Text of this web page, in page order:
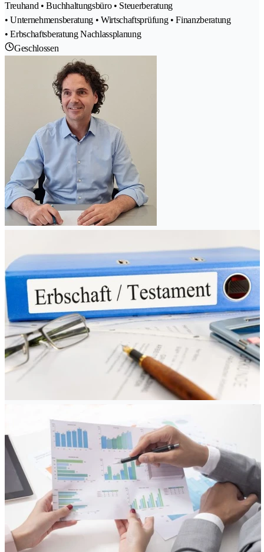
Treuhand • Buchhaltungsbüro • Steuerberatung
• Unternehmensberatung • Wirtschaftsprüfung • Finanzberatung
• Erbschaftsberatung Nachlassplanung
Geschlossen